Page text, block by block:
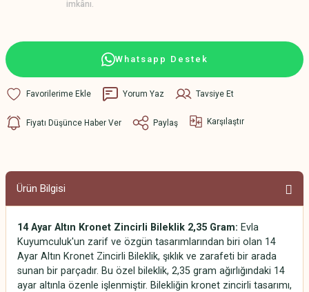
imkânı.
Whatsapp Destek
Yorum Yaz Tavsiye Et
Fiyatı Düşünce Haber Ver Paylaş Karşılaştır
Ürün Bilgisi
14 Ayar Altın Kronet Zincirli Bileklik 2,35 Gram: Evla
Kuyumculuk'un zarif ve özgün tasarımlarından biri olan 14
Ayar Altın Kronet Zincirli Bileklik, şıklık ve zarafeti bir arada
sunan bir parçadır. Bu özel bileklik, 2,35 gram ağırlığındaki 14
ayar altınla özenle işlenmiştir. Bilekliğin kronet zincirli tasarımı,